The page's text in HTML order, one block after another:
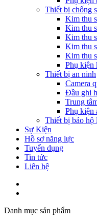
Thiết bị chống
Kim thu
Kim thu
Kim thu
Kim thu
Kim thu
Phụ kiện
Thiết bị an ninh
Camera
Đầu ghi
Trung
Phụ kiện
Thiết bị bảo hộ
Sự Kiện
Hồ sơ năng lực
Tuyển dụng
Tin tức
Liên hệ
Danh mục sản phẩm